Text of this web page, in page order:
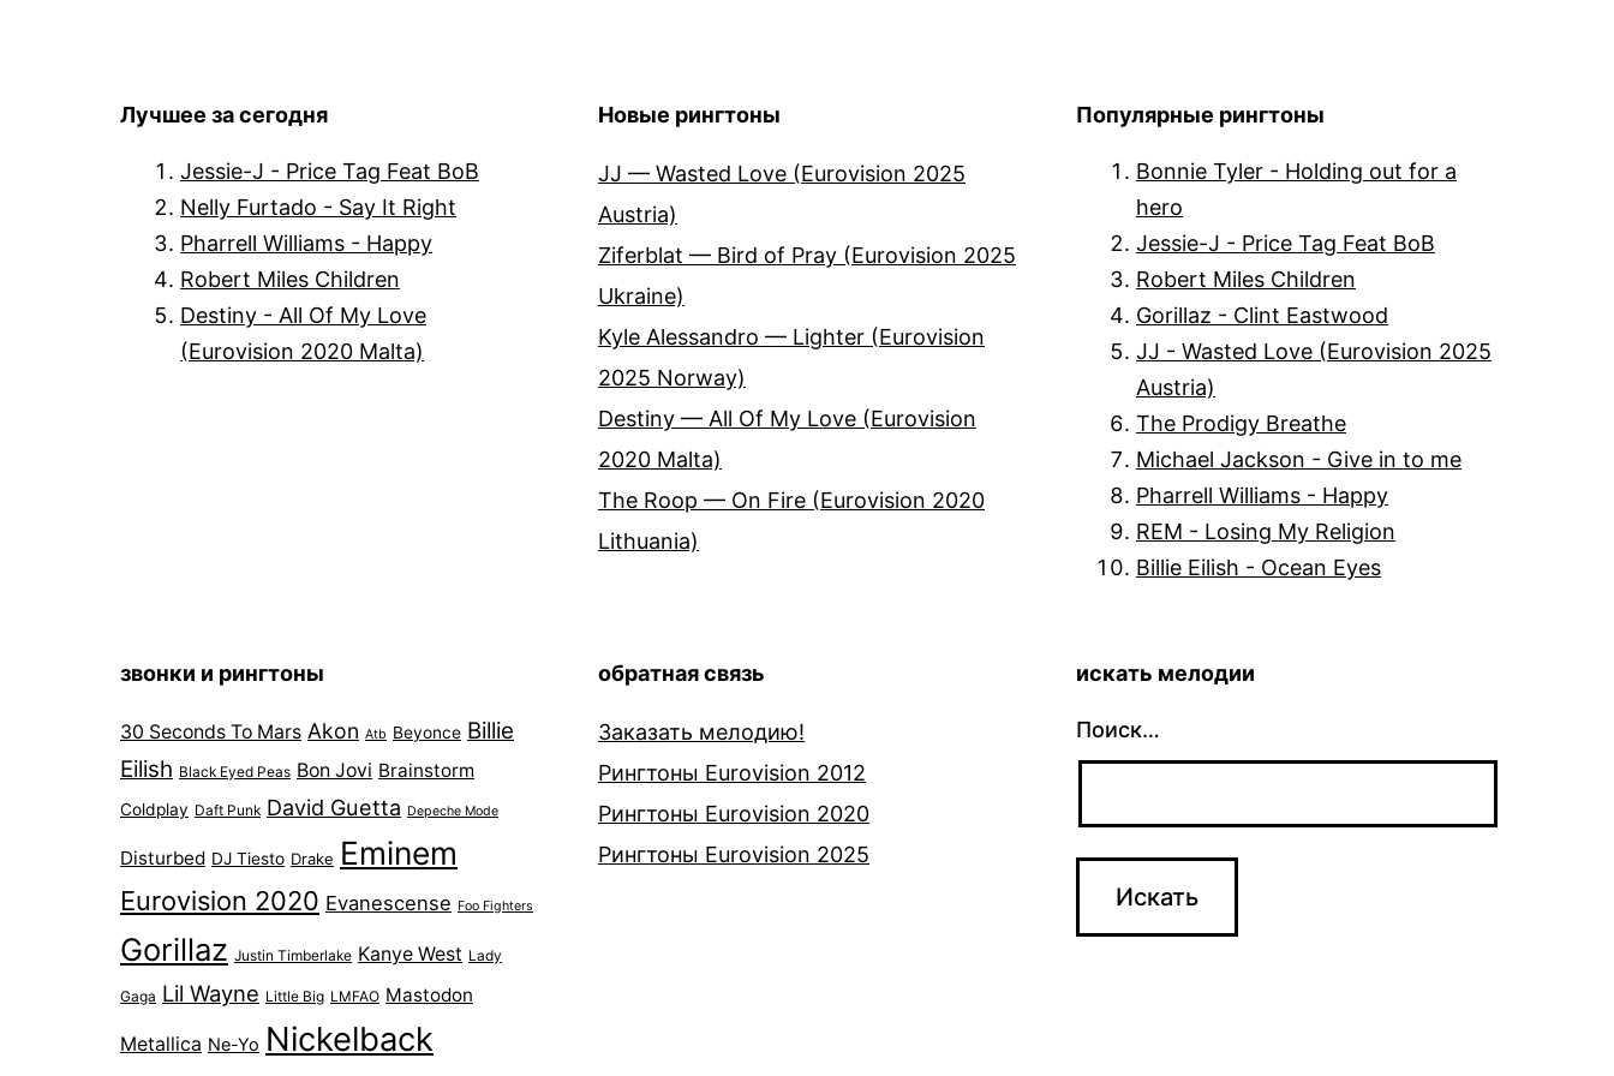
Лучшее за сегодня
Jessie-J - Price Tag Feat BoB
Nelly Furtado - Say It Right
Pharrell Williams - Happy
Robert Miles Children
Destiny - All Of My Love
(Eurovision 2020 Malta)
Новые рингтоны
JJ — Wasted Love (Eurovision 2025
Austria)
Ziferblat — Bird of Pray (Eurovision 2025
Ukraine)
Kyle Alessandro — Lighter (Eurovision
2025 Norway)
Destiny — All Of My Love (Eurovision
2020 Malta)
The Roop — On Fire (Eurovision 2020
Lithuania)
Популярные рингтоны
Bonnie Tyler - Holding out for a
hero
Jessie-J - Price Tag Feat BoB
Robert Miles Children
Gorillaz - Clint Eastwood
JJ - Wasted Love (Eurovision 2025
Austria)
The Prodigy Breathe
Michael Jackson - Give in to me
Pharrell Williams - Happy
REM - Losing My Religion
Billie Eilish - Ocean Eyes
звонки и рингтоны
30 Seconds To Mars Akon Atb Beyonce Billie
Eilish Black Eyed Peas Bon Jovi Brainstorm
Coldplay Daft Punk David Guetta Depeche Mode
Disturbed DJ Tiesto Drake Eminem
Eurovision 2020 Evanescense Foo Fighters
Gorillaz Justin Timberlake Kanye West Lady
Gaga Lil Wayne Little Big LMFAO Mastodon
Metallica Ne-Yo Nickelback
обратная связь
Заказать мелодию!
Рингтоны Eurovision 2012
Рингтоны Eurovision 2020
Рингтоны Eurovision 2025
искать мелодии
Поиск…